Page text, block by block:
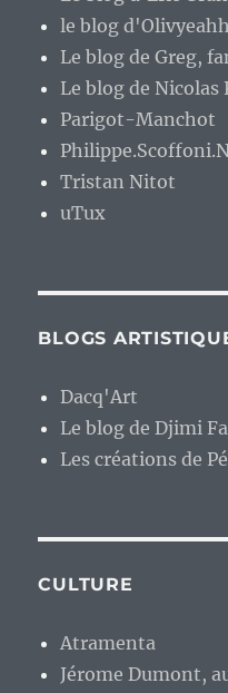
le blog d'Olivyeahh
Le blog de Greg,
Le blog de Nicolas
Parigot-Manchot
Tristan Nitot
uTux
BLOGS
Dacq'Art
Le blog de Djimi
Les créations de
CULTURE
Atramenta
Jérome Dumont,